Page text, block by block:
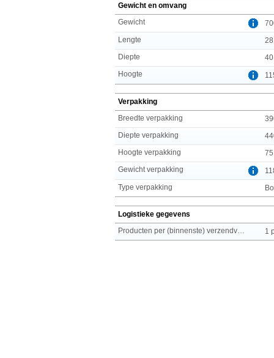
Gewicht en omvang
Gewicht
Lengte
Diepte
Hoogte
Verpakking
Breedte verpakking
Diepte verpakking
Hoogte verpakking
Gewicht verpakking
Type verpakking
Logistieke gegevens
1